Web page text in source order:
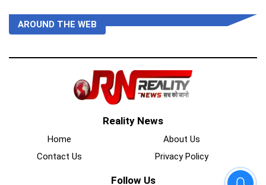
AROUND THE WEB
Reality News
Home
About Us
Contact Us
Privacy Policy
Follow Us